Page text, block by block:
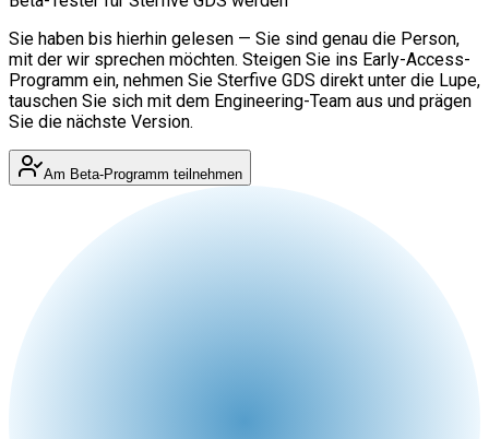
Sie haben bis hierhin gelesen — Sie sind genau die Person,
mit der wir sprechen möchten. Steigen Sie ins Early-Access-
Programm ein, nehmen Sie Sterfive GDS direkt unter die Lupe,
tauschen Sie sich mit dem Engineering-Team aus und prägen
Sie die nächste Version.
Am Beta-Programm teilnehmen